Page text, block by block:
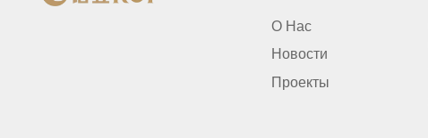
О Нас
Новости
Проекты